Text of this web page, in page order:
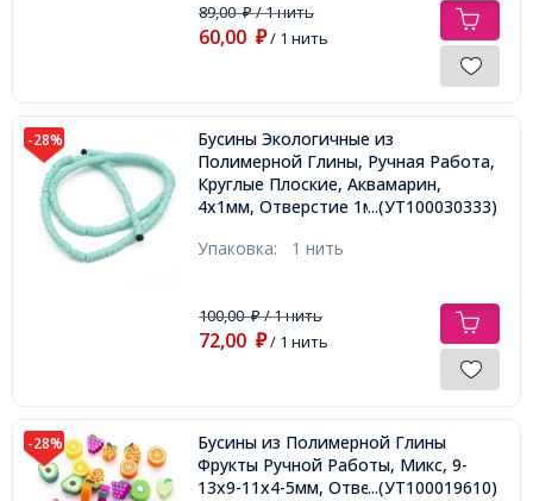
89,00₽/ 1 нить
60,00 ₽/ 1 нить
-28%
Бусины Экологичные из
Полимерной Глины, Ручная Работа,
Круглые Плоские, Аквамарин,
4х1мм, Отверстие 1мм, Около
...(УТ100030333)
Упаковка: 1 нить
100,00₽/ 1 нить
72,00 ₽/ 1 нить
-28%
Бусины из Полимерной Глины
Фрукты Ручной Работы, Микс, 9-
13х9-11х4-5мм, Отверстие 1-2мм,
...(УТ100019610)